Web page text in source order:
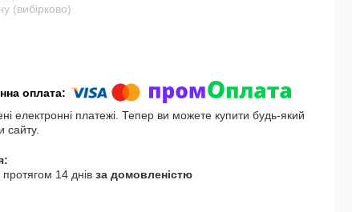
(вибірково)
електронні платежі. Тепер ви можете купити будь-який
сайту.
14 днів за домовленістю